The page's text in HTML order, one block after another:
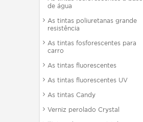
de água
As tintas poliuretanas grande
resistência
As tintas fosforescentes para
carro
As tintas fluorescentes
As tintas fluorescentes UV
As tintas Candy
Verniz perolado Crystal